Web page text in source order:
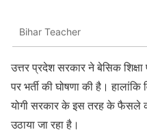
Bihar Teacher
उत्तर प्रदेश सरकार ने बेसिक
पर भर्ती की घोषणा की है।
योगी सरकार के इस तरह के फैसले
उठाया जा रहा है।